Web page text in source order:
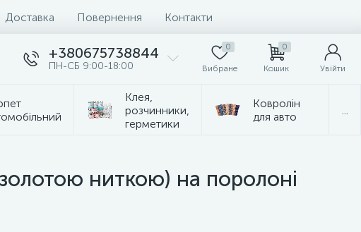
Доставка Повернення Контакти
+380675738844
ПН-СБ 9:00-18:00
0
Вибране
0
Кошик Увійти
Клея,
розчинники,
герметики
Ковролін
для авто
ниткою) на поролоні